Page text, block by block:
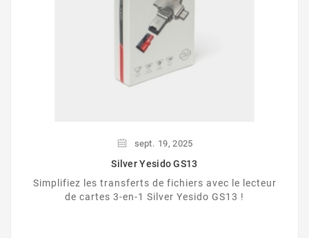
sept. 19, 2025
Silver Yesido GS13
Simplifiez les transferts de fichiers avec le lecteur
de cartes 3-en-1 Silver Yesido GS13 !